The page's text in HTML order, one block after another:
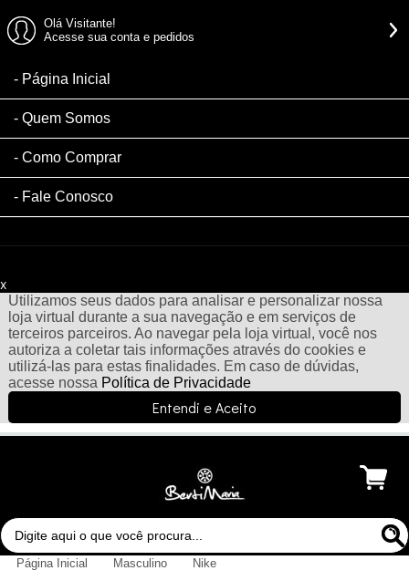
Olá Visitante!
Acesse sua conta e pedidos
Página Inicial
Quem Somos
Como Comprar
Fale Conosco
x
Utilizamos seus dados para analisar e personalizar nossa
loja virtual durante a sua navegação e em serviços de
terceiros parceiros. Ao navegar pela loja virtual, você nos
autoriza a coletar tais informações através do cookies e
utilizá-las para estas finalidades. Em caso de dúvidas,
acesse nossa Política de Privacidade
Entendi e Aceito
Menu
Página Inicial Masculino Nike